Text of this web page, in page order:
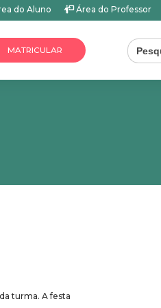
do Aluno Área do Professor
MATRICULAR
Search
for:
turma. A festa